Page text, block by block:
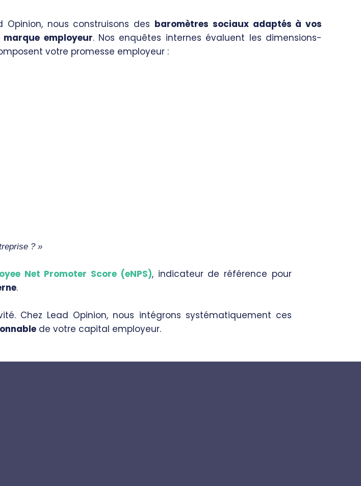
Opinion, nous construisons des baromètres sociaux adaptés à vos
marque employeur. Nos enquêtes internes évaluent les dimensions-
votre promesse employeur :
? »
Net Promoter Score (eNPS), indicateur de référence pour
.
Chez Lead Opinion, nous intégrons systématiquement ces
de votre capital employeur.